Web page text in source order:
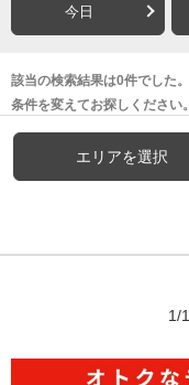
今日
該当の検索結果は0件でした。
条件を変えてお探しください。
エリアを選択
1/1